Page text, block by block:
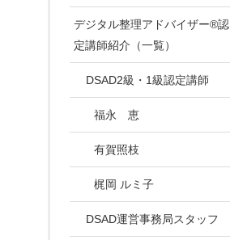
デジタル整理アドバイザー®認
定講師紹介（一覧）
DSAD2級・1級認定講師
福永 恵
有賀照枝
梶岡 ルミ子
DSAD運営事務局スタッフ